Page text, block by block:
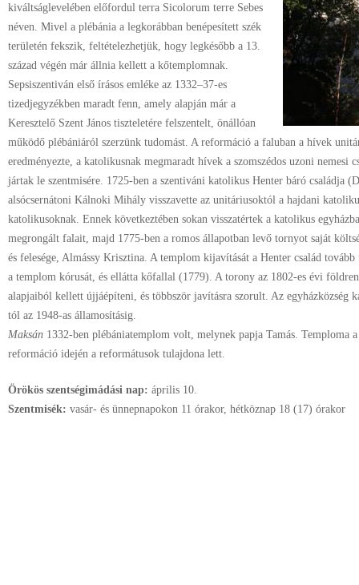
kiváltságlevelében előfordul terra Sicolorum terre Sebes
néven. Mivel a plébánia a legkorábban benépesített szék
területén fekszik, feltételezhetjük, hogy legkésőbb a 13.
század végén már állnia kellett a kőtemplomnak.
Sepsiszentiván első írásos emléke az 1332–37-es
tizedjegyzékben maradt fenn, amely alapján már a
Keresztelő Szent János tiszteletére felszentelt, önállóan
működő plébániáról szerzünk tudomást. A reformáció a faluban a hívek
eredményezte, a katolikusnak megmaradt hívek a szomszédos uzoni nemesi
jártak le szentmisére. 1725-ben a szentiváni katolikus Henter báró családja
alsócsernátoni Kálnoki Mihály visszavette az unitáriusoktól a hajdani
katolikusoknak. Ennek következtében sokan visszatértek a katolikus
megrongált falait, majd 1775-ben a romos állapotban levő tornyot saját
és felesége, Almássy Krisztina. A templom kijavítását a Henter család
a templom kórusát, és ellátta kőfallal (1779). A torony az 1802-es évi
alapjaiból kellett újjáépíteni, és többször javításra szorult. Az egyházközség
tól az 1948-as államosításig.
Maksán 1332-ben plébániatemplom volt, melynek papja Tamás. Temploma
reformáció idején a reformátusok tulajdona lett.
Örökös szentségimádási nap: április 10.
Szentmisék: vasár- és ünnepnapokon 11 órakor, hétköznap 18 (17) órakor